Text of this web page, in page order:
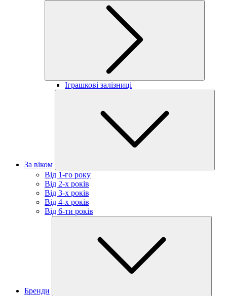
Іграшкові залізниці
За віком
Від 1-го року
Від 2-х років
Від 3-х років
Від 4-х років
Від 6-ти років
Бренди